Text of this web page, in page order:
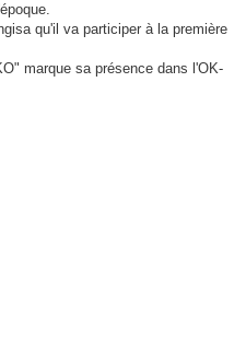
qu'il va participer à la première
marque sa présence dans l'OK-